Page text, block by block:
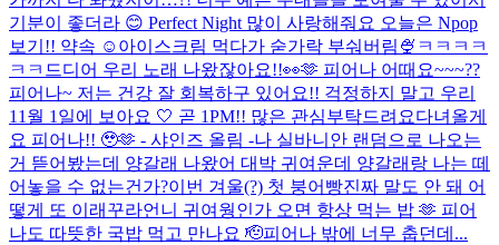
기분이 좋더라 😊 Perfect Night 많이 사랑해줘요 오늘은 Npop
보기!! 약속 ☺️ 아이스크림 먹다가 숟가락 부숴버림🍨ㅋㅋㅋㅋ
ㅋㅋ 드디어 우리 노래 나왔잖아요!!👀🫶 피어나 어때요~~~??
피어나~ 저는 건강 잘 회복하구 있어요!! 걱정하지 말고 우리
11월 1일에 보아요 🤍 곧 1PM!! 많은 관심부탁드려요다녀올게
요 피어나!! 🥹🫶 - 샤인즈 올림 -나 실바니안 랜덤으로 나오는
거 뜯어봤는데 양갈래 나왔어 대박 귀여운데 양갈래랑 나는 떼
어놓을 수 없는건가?이번 겨울(?) 첫 붕어빵진짜 말도 안 돼 어
떻게 또 이래 꾸라언니 귀여웡인가 오면 항상 먹는 밥 🫶 피어
나도 따뜻한 국밥 먹고 만나요 🫡피어나 밖에 너무 춥던데...